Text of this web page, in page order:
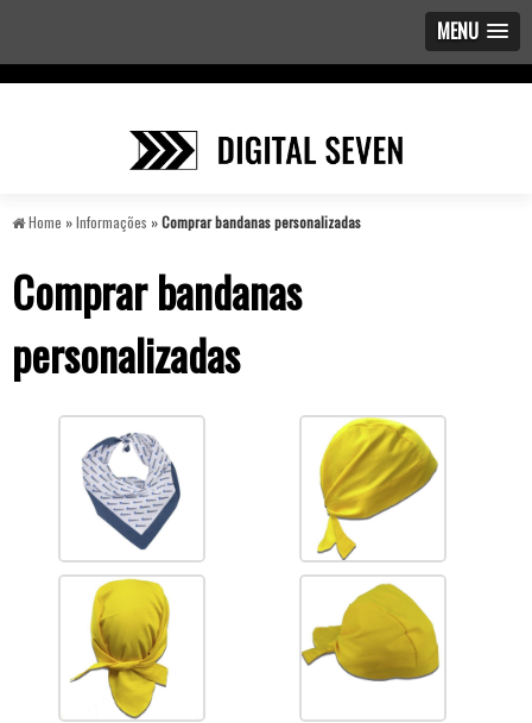
MENU
Home »Informações »Comprar bandanas personalizadas
Comprar bandanas
personalizadas